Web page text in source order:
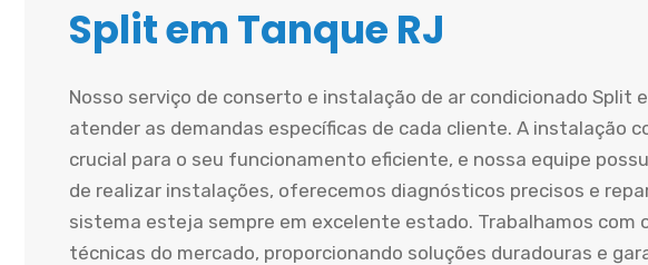
Split em Tanque RJ
Nosso serviço de conserto e instalação de ar condicionado Split
atender as demandas específicas de cada cliente. A instalação
crucial para o seu funcionamento eficiente, e nossa equipe
de realizar instalações, oferecemos diagnósticos precisos e
sistema esteja sempre em excelente estado. Trabalhamos com
técnicas do mercado, proporcionando soluções duradouras e